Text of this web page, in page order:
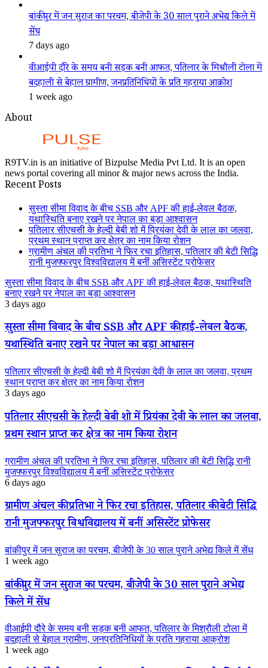
बांकीपुर में जन सुराज का परचम, बीजेपी के 30 साल पुराने अभेद्य किले में
सेंध
7 days ago
वीआईपी दौरे के समय बनी सड़क बनी आफत, पतिलार के मिश्रौली टोला में
बदहाली से बेहाल ग्रामीण, जनप्रतिनिधियों के प्रति गहराया आक्रोश
1 week ago
About
R9TV.in is an initiative of Bizpulse Media Pvt Ltd. It is an open
news portal covering all minor & major news across the India.
Recent Posts
सुस्ता सीमा विवाद के बीच SSB और APF की हाई-लेवल बैठक,
यथास्थिति बनाए रखने पर नेपाल का बड़ा आश्वासन
पतिलार सीएचसी के हेल्दी बेबी शो में प्रियंका देवी के लाल का जलवा,
प्रथम स्थान प्राप्त कर क्षेत्र का नाम किया रोशन
ग्रामीण अंचल की प्रतिभा ने फिर रचा इतिहास, पतिलार की बेटी सिद्धि
रानी मुजफ्फरपुर विश्वविद्यालय में बनीं असिस्टेंट प्रोफेसर
सुस्ता सीमा विवाद के बीच SSB और APF की हाई-लेवल बैठक, यथास्थिति
बनाए रखने पर नेपाल का बड़ा आश्वासन
3 days ago
सुस्ता सीमा विवाद के बीच SSB और APF की हाई-लेवल बैठक,
यथास्थिति बनाए रखने पर नेपाल का बड़ा आश्वासन
पतिलार सीएचसी के हेल्दी बेबी शो में प्रियंका देवी के लाल का जलवा, प्रथम
स्थान प्राप्त कर क्षेत्र का नाम किया रोशन
3 days ago
पतिलार सीएचसी के हेल्दी बेबी शो में प्रियंका देवी के लाल का जलवा,
प्रथम स्थान प्राप्त कर क्षेत्र का नाम किया रोशन
ग्रामीण अंचल की प्रतिभा ने फिर रचा इतिहास, पतिलार की बेटी सिद्धि रानी
मुजफ्फरपुर विश्वविद्यालय में बनीं असिस्टेंट प्रोफेसर
6 days ago
ग्रामीण अंचल की प्रतिभा ने फिर रचा इतिहास, पतिलार की बेटी सिद्धि
रानी मुजफ्फरपुर विश्वविद्यालय में बनीं असिस्टेंट प्रोफेसर
बांकीपुर में जन सुराज का परचम, बीजेपी के 30 साल पुराने अभेद्य किले में सेंध
1 week ago
बांकीपुर में जन सुराज का परचम, बीजेपी के 30 साल पुराने अभेद्य
किले में सेंध
वीआईपी दौरे के समय बनी सड़क बनी आफत, पतिलार के मिश्रौली टोला में
बदहाली से बेहाल ग्रामीण, जनप्रतिनिधियों के प्रति गहराया आक्रोश
1 week ago